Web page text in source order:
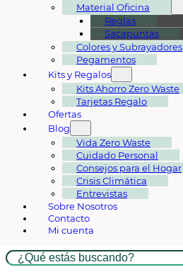
Material Oficina
Reglas
Sacapuntas
Colores y Subrayadores
Pegamentos
Kits y Regalos
Kits Ahorro Zero Waste
Tarjetas Regalo
Ofertas
Blog
Vida Zero Waste
Cuidado Personal
Consejos para el Hogar
Crisis Climática
Entrevistas
Sobre Nosotros
Contacto
Mi cuenta
Buscar